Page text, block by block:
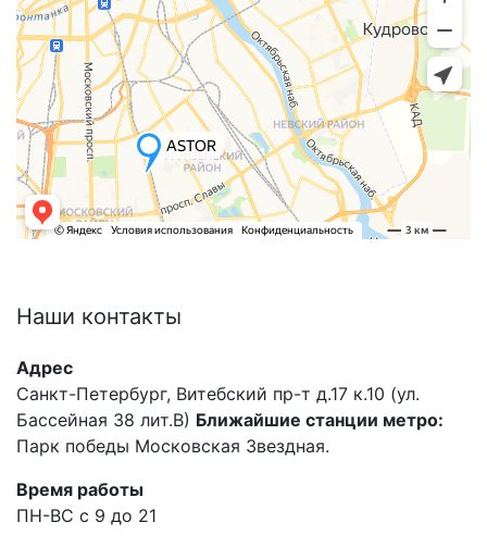
Наши контакты
Адрес
Санкт-Петербург, Витебский пр-т д.17 к.10 (ул.
Бассейная 38 лит.В) Ближайшие станции метро:
Парк победы Московская Звездная.
Время работы
ПН-ВС с 9 до 21